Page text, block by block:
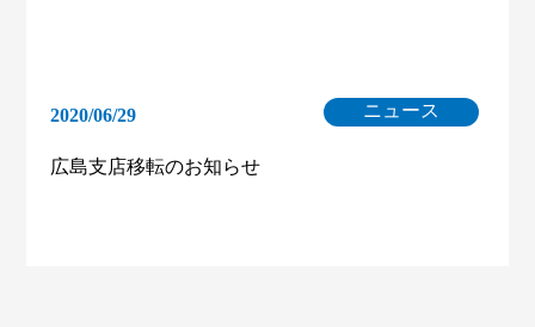
2020/06/29 ニュース
広島支店移転のお知らせ